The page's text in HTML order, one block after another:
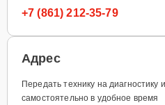
+7 (861) 212-35-79
Адрес
Передать технику на
самостоятельно в удобное время